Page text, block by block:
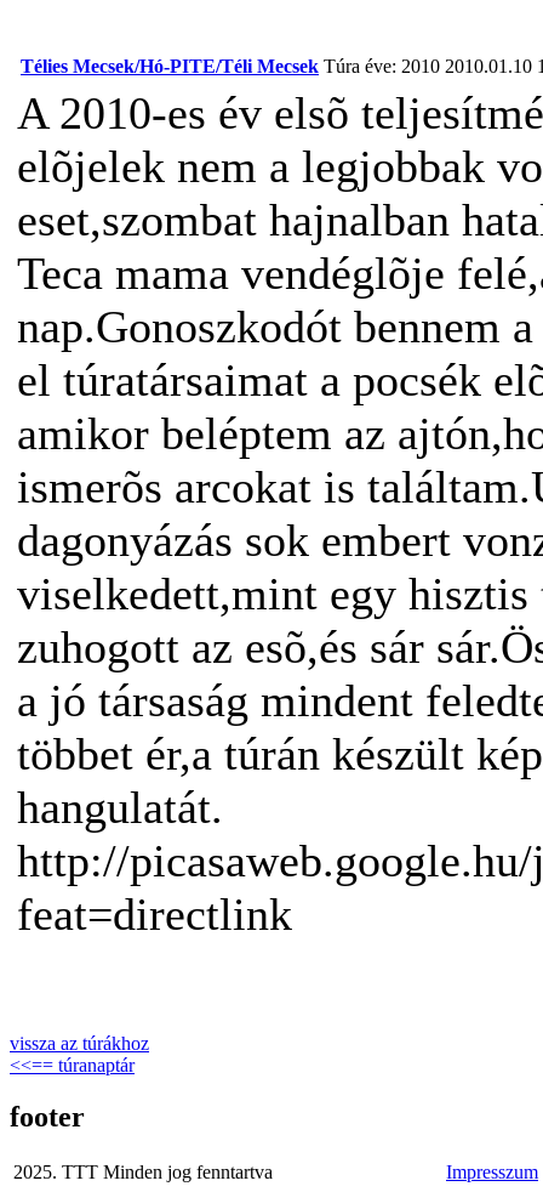
Télies Mecsek/Hó-PITE/Téli Mecsek Túra éve: 2010 2010.01.10
A 2010-es év elsõ
elõjelek nem a legjobbak
eset,szombat hajnalban
Teca mama vendéglõje
nap.Gonoszkodót bennem
el túratársaimat a pocsék
amikor beléptem az
ismerõs arcokat is
dagonyázás sok embert
viselkedett,mint egy
zuhogott az esõ,és sár
a jó társaság mindent
többet ér,a túrán készült
hangulatát.
http://
feat=directlink
vissza az túrákhoz
<<== túranaptár
footer
2025. TTT Minden jog fenntartva Impresszum